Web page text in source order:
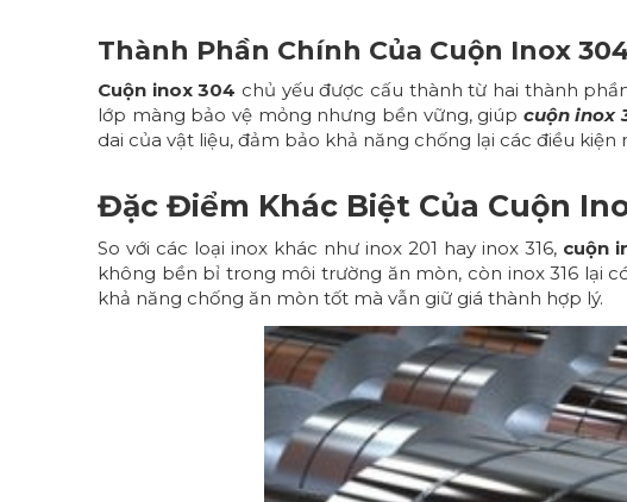
Thành Phần Chính Của Cuộn Inox
Cuộn inox 304 chủ yếu được cấu thành từ hai thành
lớp màng bảo vệ mỏng nhưng bền vững, giúp cuộn inox
dai của vật liệu, đảm bảo khả năng chống lại các điều
Đặc Điểm Khác Biệt Của Cuộn
So với các loại inox khác như inox 201 hay inox 316, cuộn
không bền bỉ trong môi trường ăn mòn, còn inox 316 lại
khả năng chống ăn mòn tốt mà vẫn giữ giá thành hợp lý.